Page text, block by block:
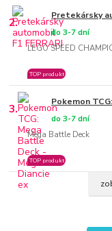
2. Pretekársky
LEGO SPEED
do 3-7 dní
TOP produkt
3. Pokemon
Mega Battle Deck
do 3-7 dní
TOP produkt